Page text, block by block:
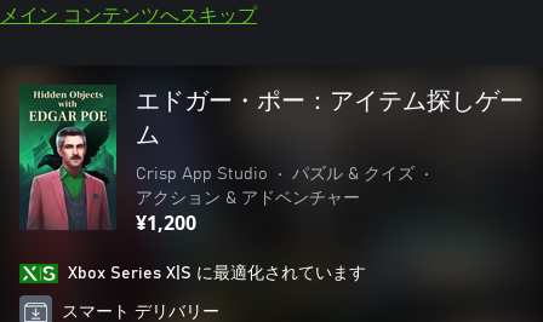
メイン コンテンツへスキップ
エドガー・ポー：アイテム探しゲー
ム
Crisp App Studio • パズル & クイズ
•
アクション & アドベンチャー
¥1,200
Xbox Series X|S に最適化されています
スマート デリバリー